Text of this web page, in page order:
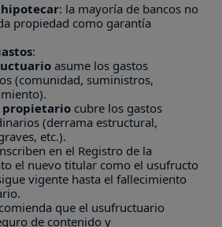
hipotecar: la mayoría de bancos no
propiedad como garantía
:
asume los gastos
(comunidad, suministros,
propietario cubre los gastos
(derrama estructural,
etc.).
en el Registro de la
el nuevo titular como el usufructo
vigente hasta el fallecimiento
que el usufructuario
de contenido y